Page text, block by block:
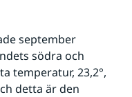
september
södra och
temperatur, 23,2°,
detta är den